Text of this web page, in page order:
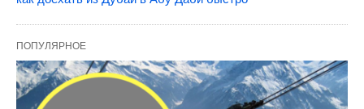
ПОПУЛЯРНОЕ